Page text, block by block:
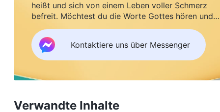
spricht, einen Preis zu zahlen und Mühsal zu
haben zu viele Schwierigkeiten, sie sind voller
Solche Menschen sind nutzlos, sie sind nicht
ausgemustert werden
(Das Wort, Bd. 5, Die
ich voller Selbstvorwürfe. Bei meiner Pflicht
anstrengend wurde, wollte ich sie anderen
heißt und sich von einem Leben voller Schmerz
befreit. Möchtest du die Worte Gottes hören und
Segen empfangen?
Kontaktiere uns über Messenger
Verwandte Inhalte